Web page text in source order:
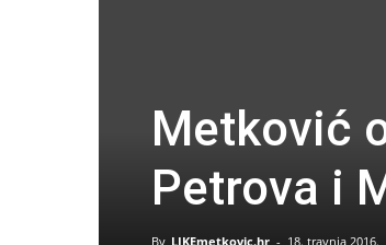
Metković
Petrova i
By LIKEmetkovic.hr - 18. travnja 2016.